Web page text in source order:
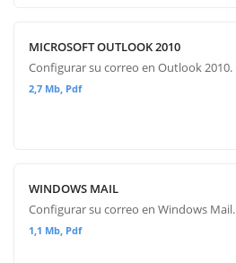
MICROSOFT OUTLOOK 2010
Configurar su correo en Outlook 2010.
2,7 Mb, Pdf
WINDOWS MAIL
Configurar su correo en Windows Mail.
1,1 Mb, Pdf